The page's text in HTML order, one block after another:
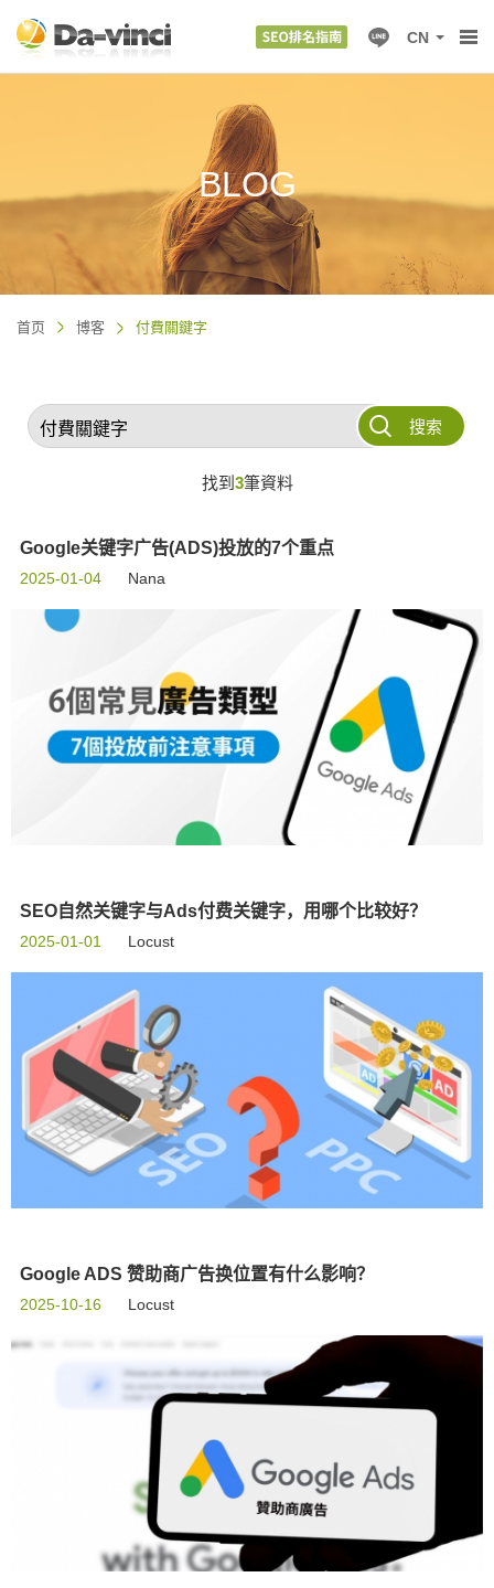
CN
BLOG
首页 博客 付費關鍵字
搜索
找到 3筆資料
Google关键字广告(ADS)投放的7个重点
2025-01-04 Nana
SEO自然关键字与Ads付费关键字，用哪个比较好？
2025-01-01 Locust
Google ADS 赞助商广告换位置有什么影响？
2025-10-16 Locust